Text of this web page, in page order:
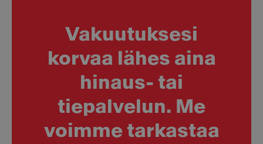
Vakuutuksesi
korvaa lähes aina
hinaus- tai
tiepalvelun. Me
voimme tarkastaa